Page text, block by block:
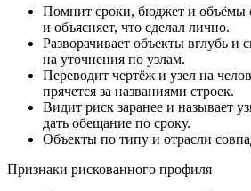
Помнит сроки, бюджет и объёмы
и объясняет, что сделал лично.
Разворачивает объекты вглубь и
на уточнения по узлам.
Переводит чертёж и узел на
прячется за названиями строек.
Видит риск заранее и называет
дать обещание по сроку.
Объекты по типу и отрасли
Признаки рискованного профиля